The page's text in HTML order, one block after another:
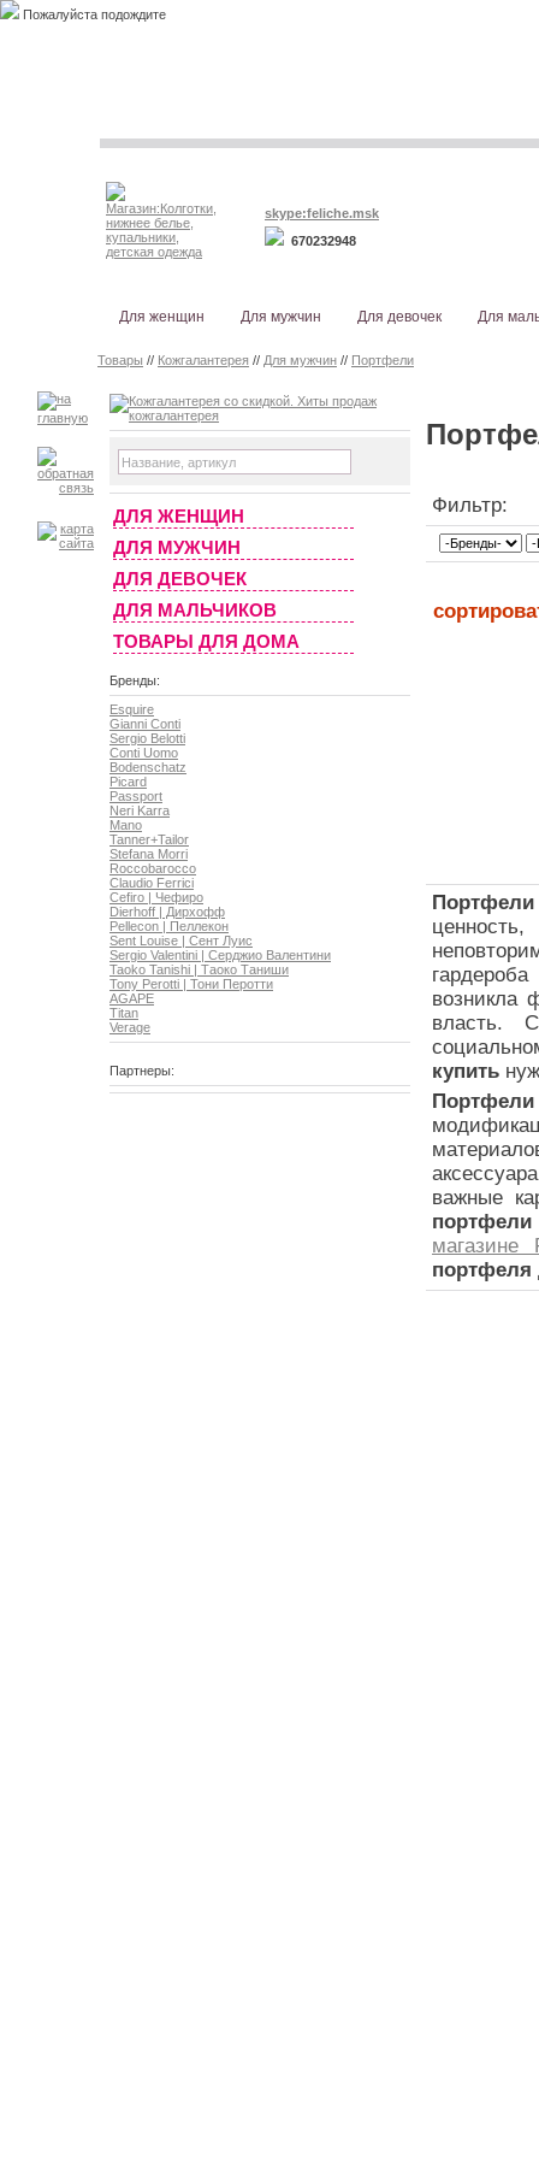
Пожалуйста подождите
skype:feliche.msk
670232948
Для женщин Для мужчин Для девочек Для
Товары // Кожгалантерея // Для мужчин // Портфели
ДЛЯ ЖЕНЩИН
ДЛЯ МУЖЧИН
ДЛЯ ДЕВОЧЕК
ДЛЯ МАЛЬЧИКОВ
ТОВАРЫ ДЛЯ ДОМА
Бренды:
Esquire
Gianni Conti
Sergio Belotti
Conti Uomo
Bodenschatz
Picard
Passport
Neri Karra
Mano
Tanner+Tailor
Stefana Morri
Roccobarocco
Claudio Ferrici
Cefiro | Чефиро
Dierhoff | Дирхофф
Pellecon | Пеллекон
Sent Louise | Сент Луис
Sergio Valentini | Серджио Валентини
Taoko Tanishi | Таоко Таниши
Tony Perotti | Тони Перотти
AGAPE
Titan
Verage
Партнеры:
Фильтр:
Портфели
возникла
власть.
купить
Портфели
важные
портфели
магазине
портфеля